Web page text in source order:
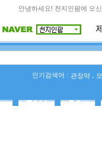
안녕하세요! 천지인팜에 오
인기검색어 : 관장약
상품Q&A 사용후기